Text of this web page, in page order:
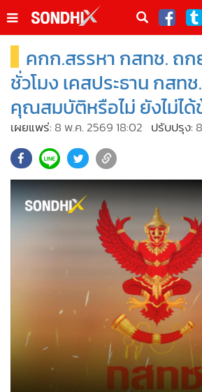
ดต
หน้าหลัก
• SondhiX
• World Talk
• ผู้เฒ่าเล่าเรื่อง
• ข่าวลึกปมลับ
• Exclusive Health
น่าสนใจ
ข่าวอัพเดต
เศรษฐกิจ-ธุรกิจ
สังคม-โซเชียล
คกก.สรรหา กสทช. ถก
ชั่วโมง เคสประธาน กสท
คุณสมบัติหรือไม่ ยังไม่ไ
เผยแพร่: 8 พ.ค. 2569 18:02 ปรับปรุง: